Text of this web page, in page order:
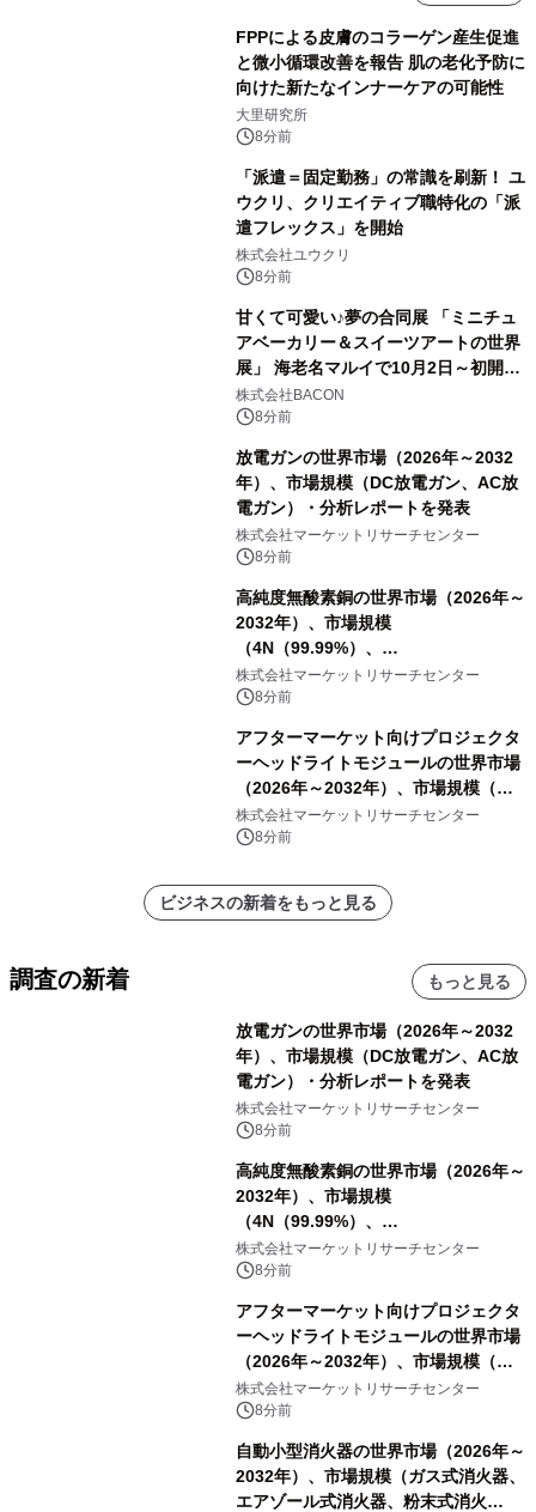
FPPによる皮膚のコラーゲン産生促進
と微小循環改善を報告 肌の老化予防に
向けた新たなインナーケアの可能性
大里研究所
8分前
「派遣＝固定勤務」の常識を刷新！ ユ
ウクリ、クリエイティブ職特化の「派
遣フレックス」を開始
株式会社ユウクリ
8分前
甘くて可愛い♪夢の合同展 「ミニチュ
アベーカリー＆スイーツアートの世界
展」 海老名マルイで10月2日～初開
催！
株式会社BACON
8分前
放電ガンの世界市場（2026年～2032
年）、市場規模（DC放電ガン、AC放
電ガン）・分析レポートを発表
株式会社マーケットリサーチセンター
8分前
高純度無酸素銅の世界市場（2026年～
2032年）、市場規模
（4N（99.99%）、
4N5（99.995%）、5N（99.999%）、
5N5（99.9995%））・分析レポート
株式会社マーケットリサーチセンター
8分前
アフターマーケット向けプロジェクタ
ーヘッドライトモジュールの世界市場
（2026年～2032年）、市場規模（シ
ングルダイレクトビーム、デュアルダ
イレクトビーム、その他）・分析レポ
株式会社マーケットリサーチセンター
8分前
ビジネスの新着をもっと見る
調査の新着 もっと見る
放電ガンの世界市場（2026年～2032
年）、市場規模（DC放電ガン、AC放
電ガン）・分析レポートを発表
株式会社マーケットリサーチセンター
8分前
高純度無酸素銅の世界市場（2026年～
2032年）、市場規模
（4N（99.99%）、
4N5（99.995%）、5N（99.999%）、
5N5（99.9995%））・分析レポート
株式会社マーケットリサーチセンター
8分前
アフターマーケット向けプロジェクタ
ーヘッドライトモジュールの世界市場
（2026年～2032年）、市場規模（シ
ングルダイレクトビーム、デュアルダ
イレクトビーム、その他）・分析レポ
株式会社マーケットリサーチセンター
8分前
自動小型消火器の世界市場（2026年～
2032年）、市場規模（ガス式消火器、
エアゾール式消火器、粉末式消火